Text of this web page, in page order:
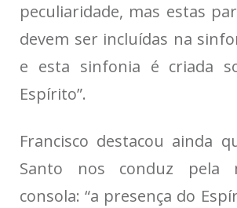
peculiaridade, mas estas
devem ser incluídas na
e esta sinfonia é criada
Espírito”.
Francisco destacou ainda
Santo nos conduz pela
consola: “a presença do